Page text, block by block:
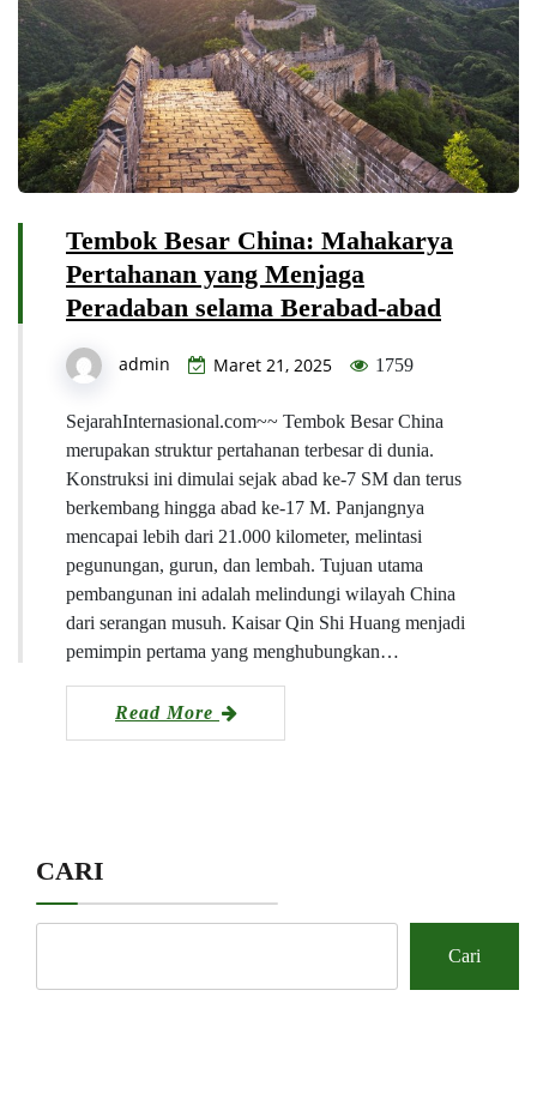
Tembok Besar China: Mahakarya
Pertahanan yang Menjaga
Peradaban selama Berabad-abad
admin Maret 21, 2025 1759
SejarahInternasional.com~~ Tembok Besar China
merupakan struktur pertahanan terbesar di dunia.
Konstruksi ini dimulai sejak abad ke-7 SM dan terus
berkembang hingga abad ke-17 M. Panjangnya
mencapai lebih dari 21.000 kilometer, melintasi
pegunungan, gurun, dan lembah. Tujuan utama
pembangunan ini adalah melindungi wilayah China
dari serangan musuh. Kaisar Qin Shi Huang menjadi
pemimpin pertama yang menghubungkan…
Read More
CARI
Cari